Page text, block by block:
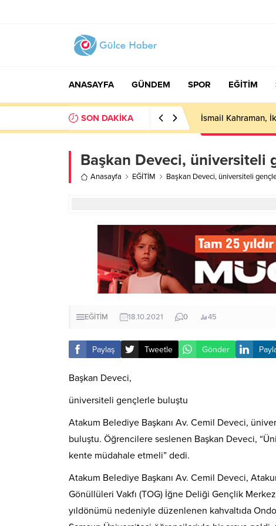
ANASAYFA GÜNDEM SPOR EĞİTİM
SON DAKİKA İsmail Kahraman,
Başkan Deveci, üniversiteli
Anasayfa EĞİTİM Başkan Deveci, üniversiteli
EĞİTİM 18.10.2021 0 45
Paylaş Tweetle Gönder
Başkan Deveci,
üniversiteli gençlerle buluştu
Atakum Belediye Başkanı Av. Cemil Deveci,
buluştu. Öğrencilere seslenen Başkan Deveci,
kente müdahale etmeli” dedi.
Atakum Belediye Başkanı Av. Cemil Deveci,
Gönüllüleri Vakfı (TOG) İğne Deliği Gençlik
yıldönümü nedeniyle düzenlenen kahvaltıda